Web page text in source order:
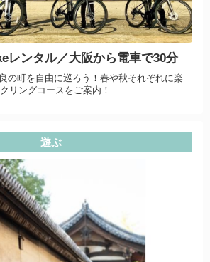
レンタル／大阪から電車で30分
の町を自由に巡ろう！春や秋それぞれに楽
リングコースをご案内！
遊ぶ